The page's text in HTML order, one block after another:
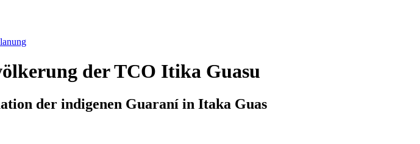
der TCO Itika Guasu
der indigenen Guaraní in Itaka Guas